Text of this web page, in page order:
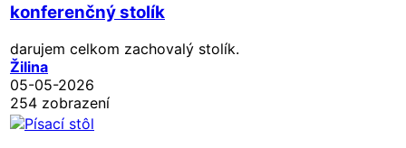
konferenčný stolík
darujem celkom zachovalý stolík.
Žilina
05-05-2026
254 zobrazení